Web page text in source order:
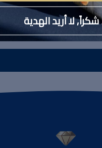
شكراً, لا أريد الهدية